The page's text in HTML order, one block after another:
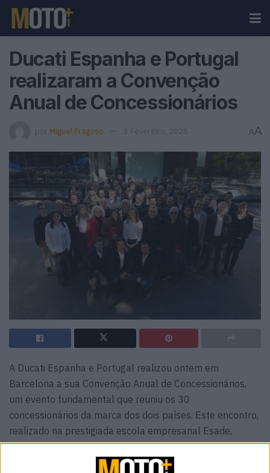
Ducati Espanha e Portugal
realizaram a Convenção
Anual de Concessionários
por Miguel Fragoso 3 Fevereiro, 2025 AA
A Ducati Espanha e Portugal realizou ontem em
Barcelona a sua Convenção Anual de Concessionários,
um evento fundamental que reuniu os 30
concessionários da marca dos dois países. Este encontro,
realizado na prestigiada escola empresarial Esade,
permitiu fazer um balanço do ano de sucesso de 2024 e
partilhar as linhas estratégicas para 2025, consolidando